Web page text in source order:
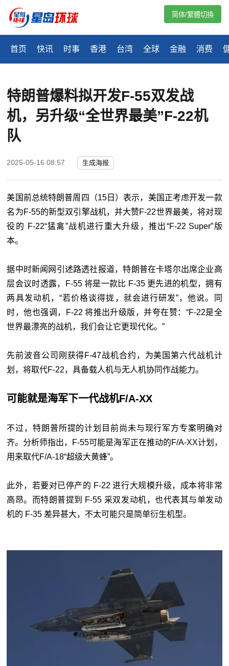
首页 快讯 时事 香港 台湾 全球 金融 消费
简体/繁體切換
特朗普爆料拟开发F-55双发战
机，另升级“全世界最美”F-22机
队
2025-05-16 08:57 生成海报
美国前总统特朗普周四（15日）表示，美国正考虑开发一款
名为F-55的新型双引擎战机，并大赞F-22世界最美，将对现
役的 F-22“猛禽”战机进行重大升级，推出“F-22 Super”版
本。
据中时新闻网引述路透社报道，特朗普在卡塔尔出席企业高
层会议时透露，F-55 将是一款比 F-35 更先进的机型，拥有
两具发动机，“若价格谈得拢，就会进行研发”，他说。同
时，他也强调，F-22 将推出升级版，并夸在赞：“F-22是全
世界最漂亮的战机，我们会让它更现代化。”
先前波音公司刚获得F-47战机合约，为美国第六代战机计
划，将取代F-22，具备载人机与无人机协同作战能力。
可能就是海军下一代战机F/A-XX
不过，特朗普所提的计划目前尚未与现行军方专案明确对
齐。分析师指出，F-55可能是海军正在推动的F/A-XX计划，
用来取代F/A-18“超级大黄蜂”。
此外，若要对已停产的 F-22 进行大规模升级，成本将非常
高昂。而特朗普提到 F-55 采双发动机，也代表其与单发动
机的 F-35 差异甚大，不太可能只是简单衍生机型。